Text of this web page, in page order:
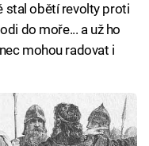
stal obětí revolty proti
do moře... a už ho
mohou radovat i